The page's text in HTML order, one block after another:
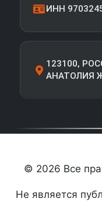
ИНН
123100,
АНАТОЛИЯ
© 2026 Все
Не является